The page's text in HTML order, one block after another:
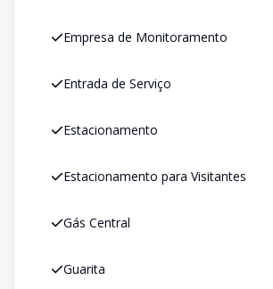
Empresa de Monitoramento
Entrada de Serviço
Estacionamento
Estacionamento para Visitantes
Gás Central
Guarita